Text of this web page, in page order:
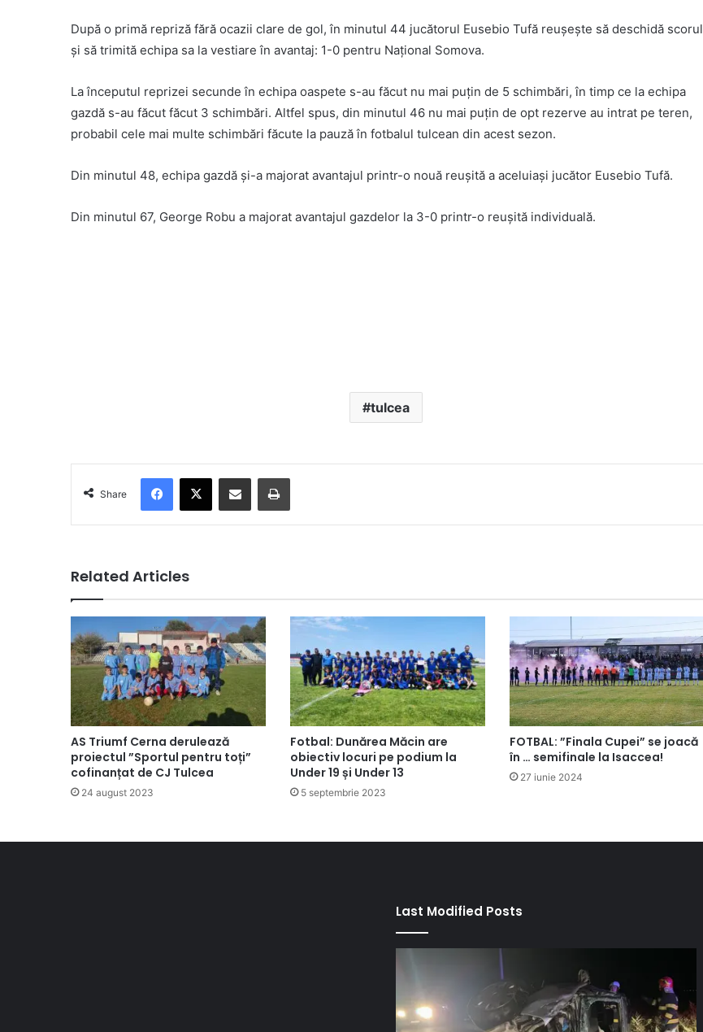
După o primă repriză fără ocazii clare de gol, în minutul 44 jucătorul Eusebio Tufă reușește să deschidă scorul
și să trimită echipa sa la vestiare în avantaj: 1-0 pentru Național Somova.
La începutul reprizei secunde în echipa oaspete s-au făcut nu mai puțin de 5 schimbări, în timp ce la echipa
gazdă s-au făcut făcut 3 schimbări. Altfel spus, din minutul 46 nu mai puțin de opt rezerve au intrat pe teren,
probabil cele mai multe schimbări făcute la pauză în fotbalul tulcean din acest sezon.
Din minutul 48, echipa gazdă și-a majorat avantajul printr-o nouă reușită a aceluiași jucător Eusebio Tufă.
Din minutul 67, George Robu a majorat avantajul gazdelor la 3-0 printr-o reușită individuală.
tulcea
Share
Related Articles
AS Triumf Cerna derulează
proiectul ”Sportul pentru toți”
cofinanțat de CJ Tulcea
24 august 2023
Fotbal: Dunărea Măcin are
obiectiv locuri pe podium la
Under 19 și Under 13
5 septembrie 2023
FOTBAL: ”Finala Cupei” se joacă
în … semifinale la Isaccea!
27 iunie 2024
Last Modified Posts